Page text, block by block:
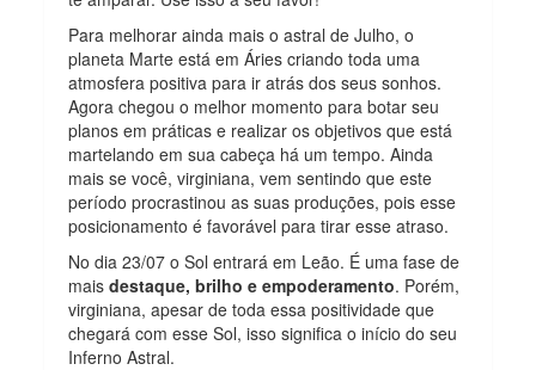
Para melhorar ainda mais o astral de Julho, o
planeta Marte está em Áries criando toda uma
atmosfera positiva para ir atrás dos seus sonhos.
Agora chegou o melhor momento para botar seu
planos em práticas e realizar os objetivos que está
martelando em sua cabeça há um tempo. Ainda
mais se você, virginiana, vem sentindo que este
período procrastinou as suas produções, pois esse
posicionamento é favorável para tirar esse atraso.
No dia 23/07 o Sol entrará em Leão. É uma fase de
maisdestaque, brilho e empoderamento. Porém,
virginiana, apesar de toda essa positividade que
chegará com esse Sol, isso significa o início do seu
Inferno Astral.